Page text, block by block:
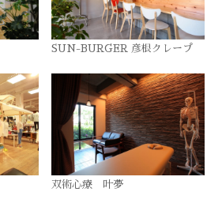
SUN-BURGER 彦根クレープ
双術心療 叶夢